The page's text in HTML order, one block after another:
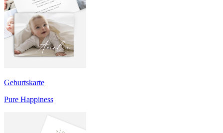
Geburtskarte
Pure Happiness